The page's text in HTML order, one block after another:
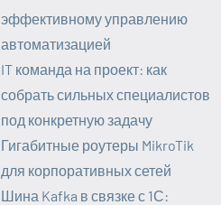
эффективному управлению
автоматизацией
IT команда на проект: как
собрать сильных специалистов
под конкретную задачу
Гигабитные роутеры MikroTik
для корпоративных сетей
Шина Kafka в связке с 1С: